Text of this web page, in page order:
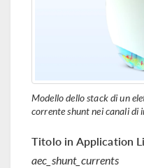
Modello dello stack di un
corrente shunt nei canali di
Titolo in Application
aec_shunt_currents